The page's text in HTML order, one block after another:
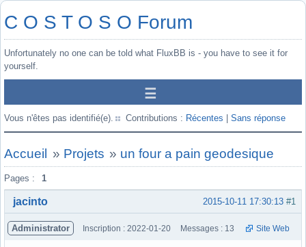
C O S T O S O Forum
Unfortunately no one can be told what FluxBB is - you have to see it for
yourself.
Vous n'êtes pas identifié(e). Contributions : Récentes Sans réponse
Accueil » Projets » un four a pain geodesique
Pages : 1
#1
2015-10-11 17:30:13
jacinto
Administrator Inscription : 2022-01-20 Messages : 13 Site Web